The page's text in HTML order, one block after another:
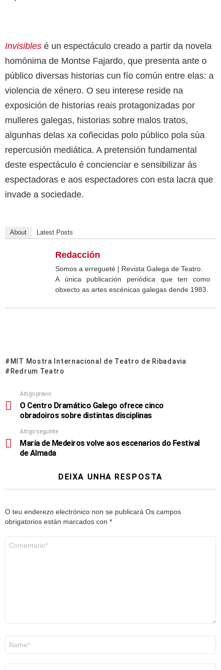
Invisibles é un espectáculo creado a partir da novela
homónima de Montse Fajardo, que presenta ante o
público diversas historias cun fío común entre elas: a
violencia de xénero. O seu interese reside na
exposición de historias reais protagonizadas por
mulleres galegas, historias sobre malos tratos,
algunhas delas xa coñecidas polo público pola súa
repercusión mediática. A pretensión fundamental
deste espectáculo é concienciar e sensibilizar ás
espectadoras e aos espectadores con esta lacra que
invade a sociedade.
About Latest Posts
Redacción
Somos a erregueté | Revista Galega de Teatro.
A única publicación periódica que ten como
obxecto as artes escénicas galegas dende 1983.
MIT Mostra Internacional de Teatro de Ribadavia
Redrum Teatro
Artigo previo
O Centro Dramático Galego ofrece cinco
obradoiros sobre distintas disciplinas
Artigo seguinte
María de Medeiros volve aos escenarios do Festival
de Almada
DEIXA UNHA RESPOSTA
O teu enderezo electrónico non se publicará Os campos
obrigatorios están marcados con *